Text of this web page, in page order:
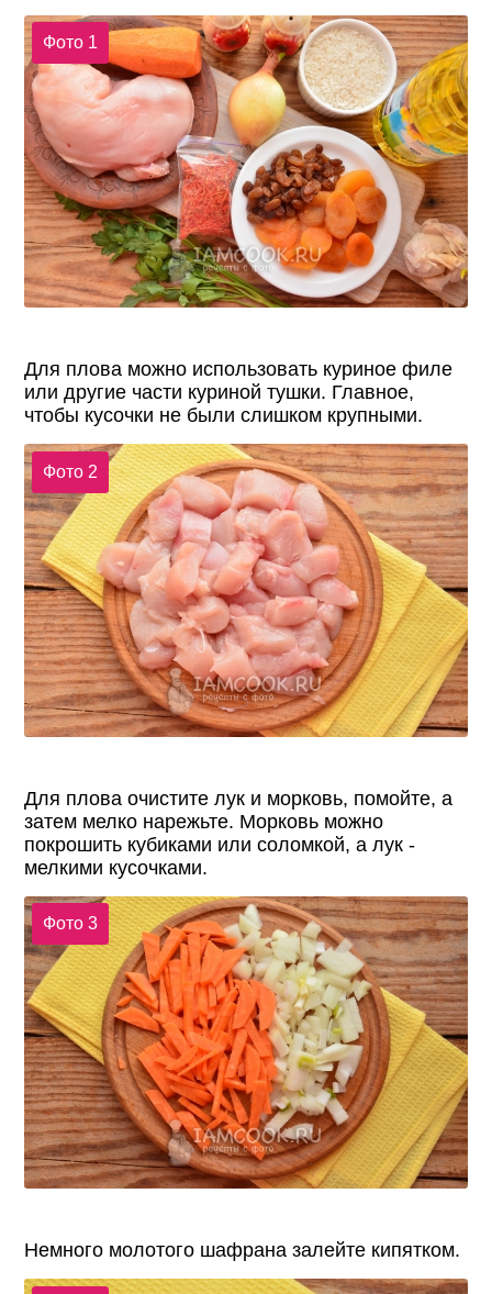
Фото 1
Для плова можно использовать куриное филе
или другие части куриной тушки. Главное,
чтобы кусочки не были слишком крупными.
Фото 2
Для плова очистите лук и морковь, помойте, а
затем мелко нарежьте. Морковь можно
покрошить кубиками или соломкой, а лук -
мелкими кусочками.
Фото 3
Немного молотого шафрана залейте кипятком.